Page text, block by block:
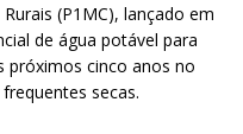
(P1MC), lançado em
de água potável para
próximos cinco anos no
secas.